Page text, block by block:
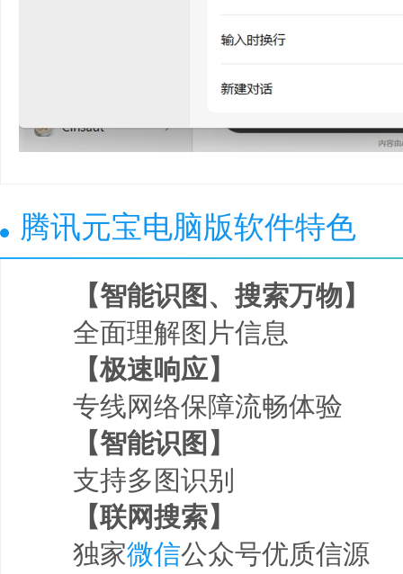
腾讯元宝电脑版软件特色
【智能识图、搜索万物】
全面理解图片信息
【极速响应】
专线网络保障流畅体验
【智能识图】
支持多图识别
【联网搜索】
独家微信公众号优质信源